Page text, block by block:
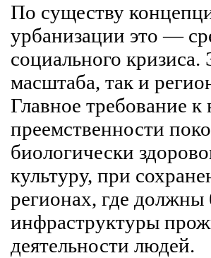
По существу
урбанизации это —
социального кризиса.
масштаба, так и
Главное требование
преемственности
биологически
культуру, при
регионах, где
инфраструктуры
деятельности людей.